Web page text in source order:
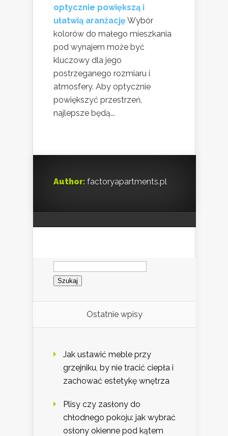
optycznie powiększą i
ułatwią aranżacjęWybór
kolorów do małego mieszkania
pod wynajem może być
kluczowy dla jego
postrzeganego rozmiaru i
atmosfery. Aby optycznie
powiększyć przestrzeń,
najlepsze będą...
Author: factoryapartments.pl
Szukaj:
Ostatnie wpisy
Jak ustawić meble przy
grzejniku, by nie tracić ciepła i
zachować estetykę wnętrza
Plisy czy zasłony do
chłodnego pokoju: jak wybrać
osłony okienne pod kątem